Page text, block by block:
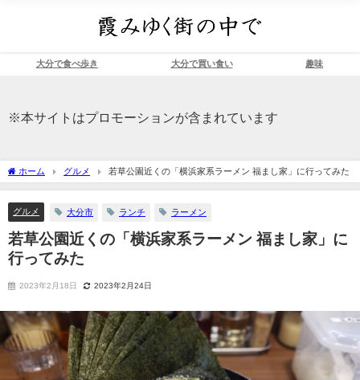
大分で食べ歩き 大分で買い食い 趣味
※本サイトはプロモーションが含まれています
ホーム グルメ 若草公園近くの「横浜家系ラーメン 福まし家」に行ってみた
グルメ 大分市 ランチ ラーメン
若草公園近くの「横浜家系ラーメン 福まし家」に
行ってみた
2023年2月18日 2023年2月24日